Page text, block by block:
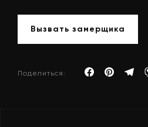
Вызвать замерщика
Поделиться: